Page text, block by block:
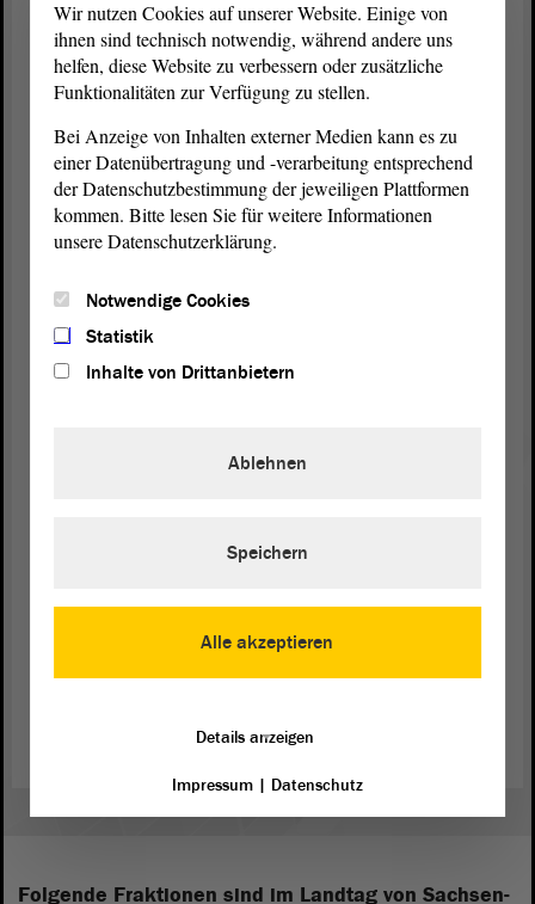
zeigen, sagteKarin Tschernich-Weiske (CDU). Sachsen-Anhalt
verfüge über ein Netz von Beratungsstellen, der Opferhilfefonds sei
ein zusätzliches Zeichen von Verantwortung und Mitgefühl. Er soll
schnelle und unbürokratische Unterstützung ermöglichen.
Noch viele offene Punkte
Es gebe vor allem sehr viel ehrenamtliches Engagement bei der
Opferberatung und -betreuung, aber das werde – mit Blick auf die
Verantwortung des Landes – den Opfern in Sachsen-Anhalt nicht
Eva von Angern (DIE LINKE)
Opferbeauftragte des Landes Sachsen-Anhalt arbeite nur
ehrenamtlich. Es gebe noch viele Punkte, die in Zusammenhang mit
dem Opferhilfsfonds besprochen werden müssten.
„Gesetzlich eingerichteter Fonds wäre besser“
Opfer gedacht werden. Er hätte allerdings einen gesetzlich
klären sei noch, welche Menschen als Opfer im Sinne des Fonds
Folgende Fraktionen sind im Landtag von Sachsen-
Wir nutzen Cookies auf unserer Website. Einige von
ihnen sind technisch notwendig, während andere uns
helfen, diese Website zu verbessern oder zusätzliche
Funktionalitäten zur Verfügung zu stellen.
Bei Anzeige von Inhalten externer Medien kann es zu
einer Datenübertragung und -verarbeitung entsprechend
der Datenschutzbestimmung der jeweiligen Plattformen
kommen. Bitte lesen Sie für weitere Informationen
unsere Datenschutzerklärung.
Notwendige Cookies
Statistik
Inhalte von Drittanbietern
Alle akzeptieren
Ablehnen
Speichern
Details anzeigen
Impressum| Datenschutz